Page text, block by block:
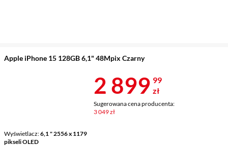
Apple iPhone 15 128GB 6,1" 48Mpix Czarny
Wyświetlacz 6,1 " 2556 x 1179
pikseli OLED
Cena 2
2 899 99
zł
Sugerowana cena producenta:
3 049 zł